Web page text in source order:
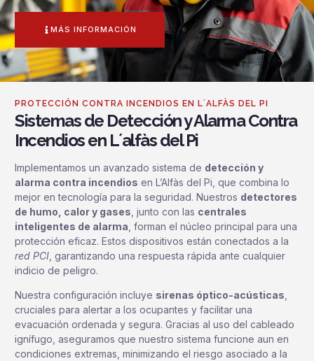
MÁS INFORMACIÓN
PROTECCIÓN CONTRA INCENDIOS EN L´ALFÀS DEL PI
Sistemas de Detección y Alarma Contra
Incendios en L´alfàs del Pi
Implementamos un avanzado sistema de detección y
alarma contra incendios en L’Alfàs del Pi, que combina lo
mejor en tecnología para la seguridad. Nuestros detectores
de humo, calor y gases , junto con las centrales
inteligentes de alarma , forman el núcleo principal para una
protección eficaz. Estos dispositivos están conectados a la
red PCI , garantizando una respuesta rápida ante cualquier
indicio de peligro.
Nuestra configuración incluye sirenas óptico-acústicas,
cruciales para alertar a los ocupantes y facilitar una
evacuación ordenada y segura. Gracias al uso del cableado
ignífugo, aseguramos que nuestro sistema funcione aun en
condiciones extremas, minimizando el riesgo asociado a la